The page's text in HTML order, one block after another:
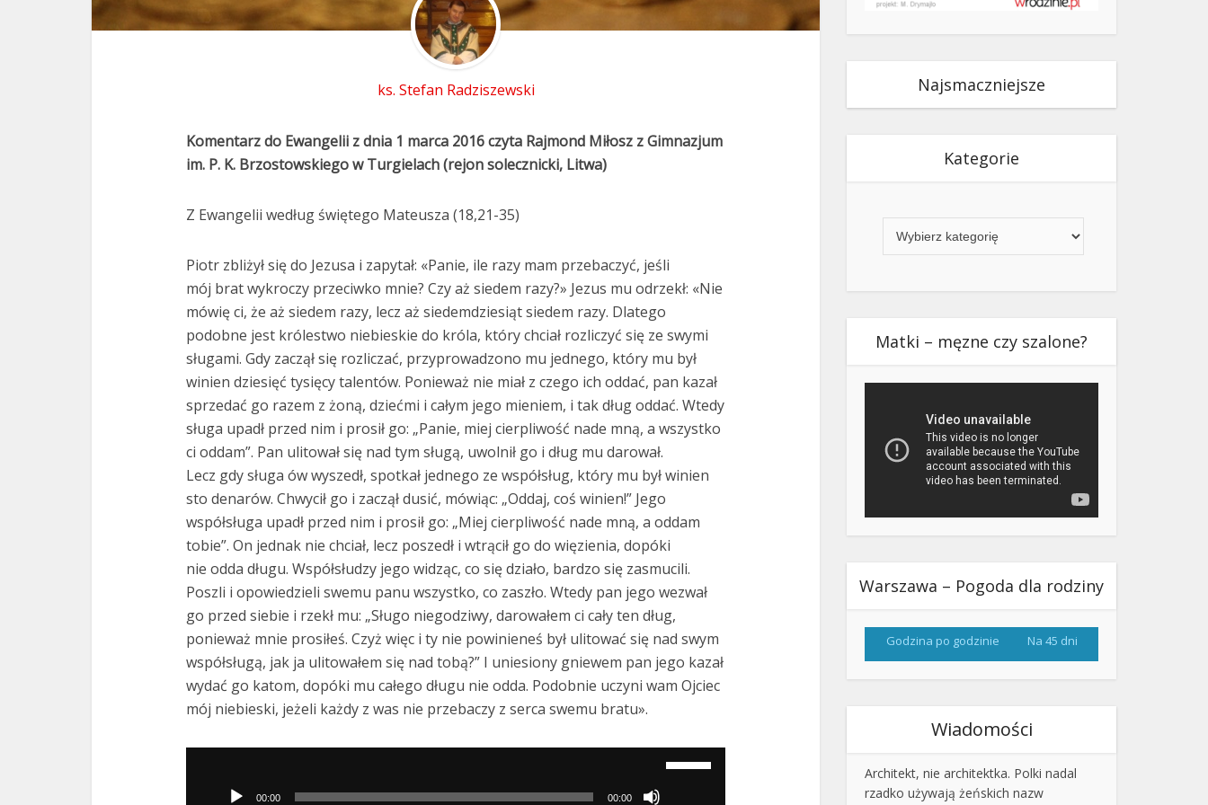
ks. Stefan Radziszewski
Komentarz do Ewangelii z dnia 1 marca 2016 czyta Rajmond Miłosz z Gimnazjum
im. P. K. Brzostowskiego w Turgielach (rejon solecznicki, Litwa)
Z Ewangelii według świętego Mateusza (18,21-35)
Piotr zbliżył się do Jezusa i zapytał: «Panie, ile razy mam przebaczyć, jeśli
mój brat wykroczy przeciwko mnie? Czy aż siedem razy?» Jezus mu odrzekł: «Nie
mówię ci, że aż siedem razy, lecz aż siedemdziesiąt siedem razy. Dlatego
podobne jest królestwo niebieskie do króla, który chciał rozliczyć się ze swymi
sługami. Gdy zaczął się rozliczać, przyprowadzono mu jednego, który mu był
winien dziesięć tysięcy talentów. Ponieważ nie miał z czego ich oddać, pan kazał
sprzedać go razem z żoną, dziećmi i całym jego mieniem, i tak dług oddać. Wtedy
sługa upadł przed nim i prosił go: „Panie, miej cierpliwość nade mną, a wszystko
ci oddam”. Pan ulitował się nad tym sługą, uwolnił go i dług mu darował.
Lecz gdy sługa ów wyszedł, spotkał jednego ze współsług, który mu był winien
sto denarów. Chwycił go i zaczął dusić, mówiąc: „Oddaj, coś winien!” Jego
współsługa upadł przed nim i prosił go: „Miej cierpliwość nade mną, a oddam
tobie”. On jednak nie chciał, lecz poszedł i wtrącił go do więzienia, dopóki
nie odda długu. Współsłudzy jego widząc, co się działo, bardzo się zasmucili.
Poszli i opowiedzieli swemu panu wszystko, co zaszło. Wtedy pan jego wezwał
go przed siebie i rzekł mu: „Sługo niegodziwy, darowałem ci cały ten dług,
ponieważ mnie prosiłeś. Czyż więc i ty nie powinieneś był ulitować się nad swym
współsługą, jak ja ulitowałem się nad tobą?” I uniesiony gniewem pan jego kazał
wydać go katom, dopóki mu całego długu nie odda. Podobnie uczyni wam Ojciec
mój niebieski, jeżeli każdy z was nie przebaczy z serca swemu bratu».
00:00 00:00
Najsmaczniejsze
Kategorie
Matki – męzne czy szalone?
Warszawa – Pogoda dla rodziny
Godzina po godzinie Na 45 dni
Wiadomości
Architekt, nie architektka. Polki nadal
rzadko używają żeńskich nazw